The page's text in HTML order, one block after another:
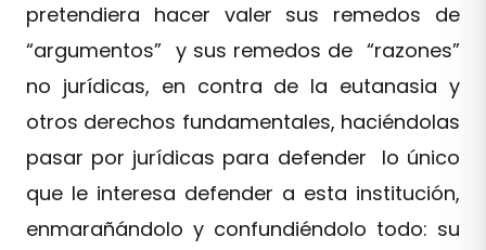
pretendiera hacer valer sus remedos de
“argumentos” y sus remedos de “razones”
no jurídicas, en contra de la eutanasia y
otros derechos fundamentales, haciéndolas
pasar por jurídicas para defender lo único
que le interesa defender a esta institución,
enmarañándolo y confundiéndolo todo: su